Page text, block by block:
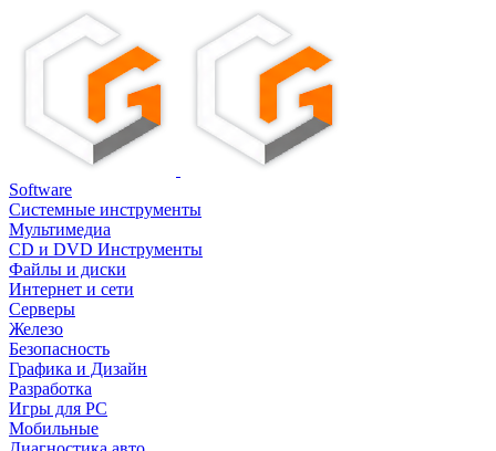
Software
Системные инструменты
Мультимедиа
CD и DVD Инструменты
Файлы и диски
Интернет и сети
Серверы
Железо
Безопасность
Графика и Дизайн
Разработка
Игры для PC
Мобильные